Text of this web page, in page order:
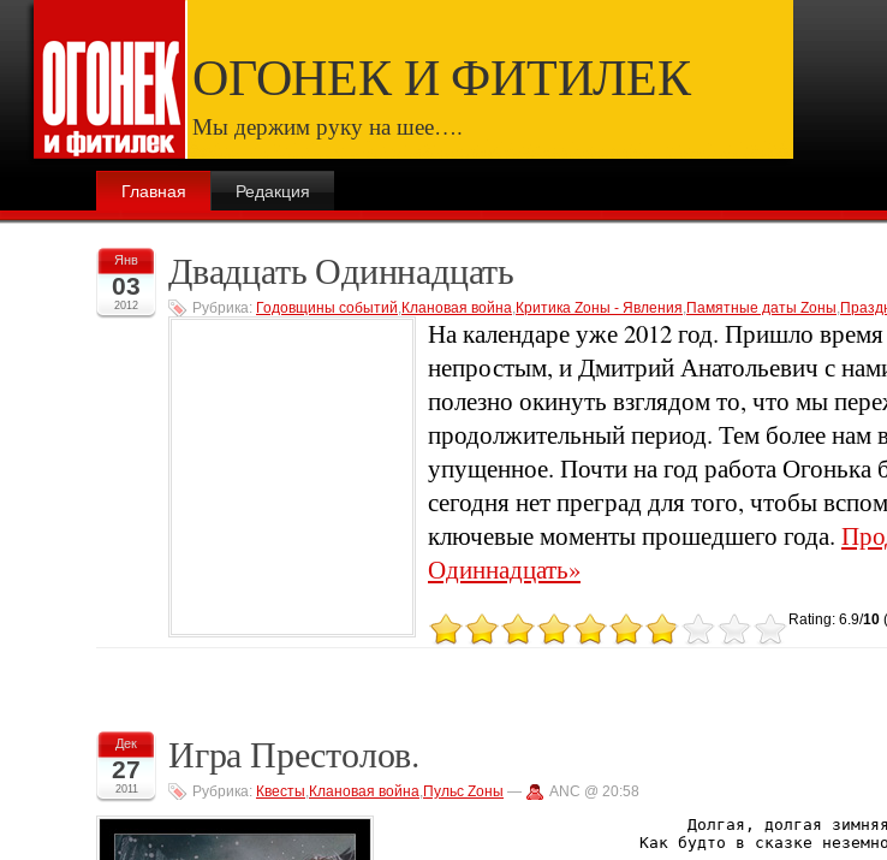
ОГОНЕК И ФИТИЛЕК
Мы держим руку на шее….
Главная Редакция
Янв
03
2012
Двадцать Одиннадцать
Рубрика: Годовщины событий,Клановая война,Критика Zоны - Явления,Памятные даты Zоны,
На календаре уже 2012 год. Пришло время
непростым, и Дмитрий Анатольевич с
полезно окинуть взглядом то, что мы
продолжительный период. Тем более нам
упущенное. Почти на год работа Огонька
сегодня нет преград для того, чтобы
ключевые моменты прошедшего года.
Одиннадцать»
Rating: 6.9/10
Дек
27
2011
Игра Престолов.
Рубрика: Квесты Клановая война Пульс Zоны — ANC @ 20:58
Долгая, долгая
Как будто в сказке